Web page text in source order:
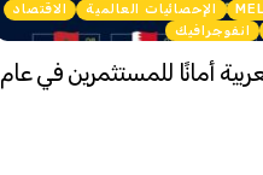
الإحصائيات العالمية
الاقتصاد
انفوجرافيك
أمانًا للمستثمرين في عام